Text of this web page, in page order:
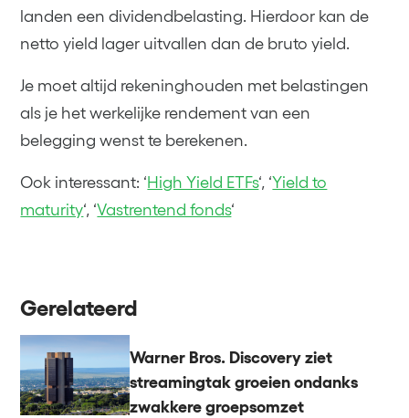
landen een dividendbelasting. Hierdoor kan de
netto yield lager uitvallen dan de bruto yield.
Je moet altijd rekeninghouden met belastingen
als je het werkelijke rendement van een
belegging wenst te berekenen.
Ook interessant: ‘High Yield ETFs‘, ‘Yield to
maturity‘, ‘Vastrentend fonds‘
Gerelateerd
Warner Bros. Discovery ziet
streamingtak groeien ondanks
zwakkere groepsomzet